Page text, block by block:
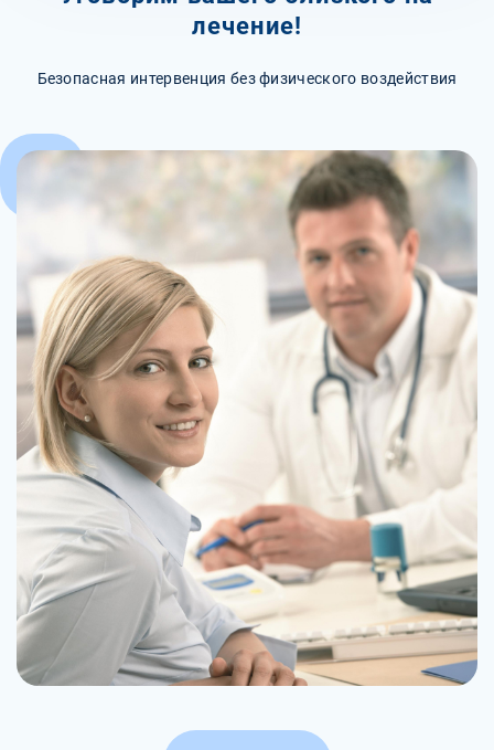
лечение!
Безопасная интервенция без физического воздействия